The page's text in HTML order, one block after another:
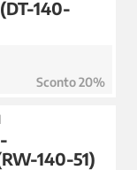
140-
Sconto 20%
140-51)